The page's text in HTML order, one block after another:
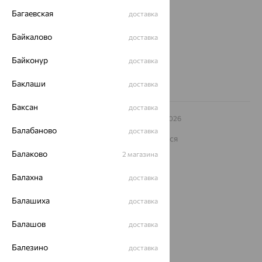
еще 3
8 (800) 250-02-30
– 2026
Архив акций
На информационном ресурсе применяются
Политика конфеденциальности
Багаевская доставка
Байкалово доставка
Байконур доставка
Баклаши доставка
Баксан доставка
Балабаново доставка
Балаково 2 магазина
Балахна доставка
Балашиха доставка
Балашов доставка
Балезино доставка